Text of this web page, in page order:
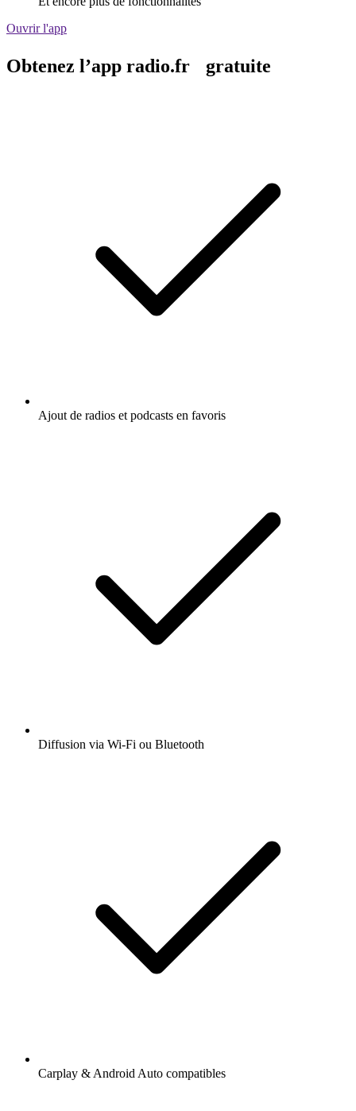
Ouvrir l'app
Obtenez l’app radio.fr gratuite
Ajout de radios et podcasts en favoris
Diffusion via Wi-Fi ou Bluetooth
Carplay & Android Auto compatibles